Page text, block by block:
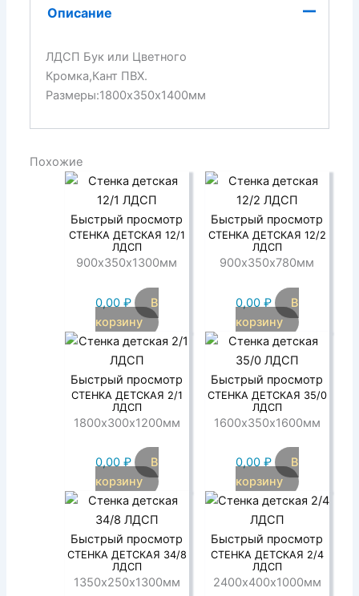
Описание
ЛДСП Бук или Цветного
Кромка,Кант ПВХ.
Размеры:1800х350х1400мм
Похожие
Быстрый просмотр
СТЕНКА ДЕТСКАЯ 12/1
ЛДСП
900х350х1300мм
0,00 ₽
В
корзину
Быстрый просмотр
СТЕНКА ДЕТСКАЯ 12/2
ЛДСП
900х350х780мм
0,00 ₽
В
корзину
Быстрый просмотр
СТЕНКА ДЕТСКАЯ 2/1
ЛДСП
1800х300х1200мм
0,00 ₽
В
корзину
Быстрый просмотр
СТЕНКА ДЕТСКАЯ 35/0
ЛДСП
1600х350х1600мм
0,00 ₽
В
корзину
Быстрый просмотр
СТЕНКА ДЕТСКАЯ 34/8
ЛДСП
1350х250х1300мм
Быстрый просмотр
СТЕНКА ДЕТСКАЯ 2/4
ЛДСП
2400х400х1000мм